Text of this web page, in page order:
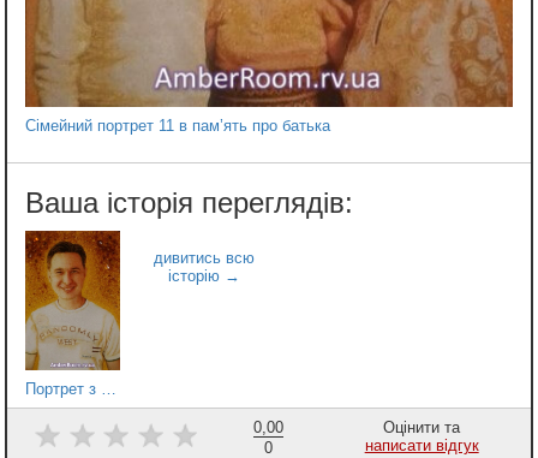
Сімейний портрет 11 в пам’ять про батька
0,00
0
Оцінити та
написати відгук